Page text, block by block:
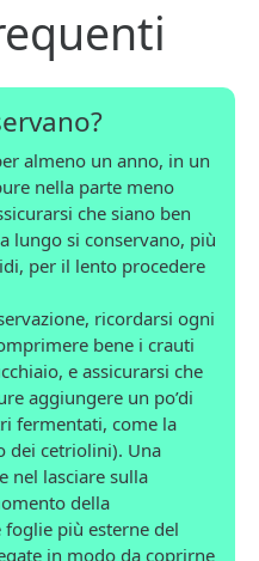
almeno un anno, in un
nella parte meno
che siano ben
lungo si conservano, più
per il lento procedere
ricordarsi ogni
bene i crauti
e assicurarsi che
aggiungere un po’di
fermentati, come la
dei cetriolini). Una
nel lasciare sulla
della
più esterne del
in modo da coprirne